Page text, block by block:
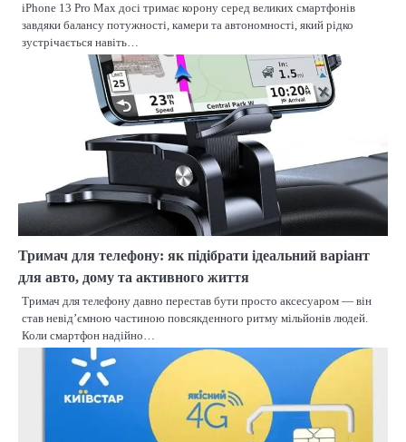
iPhone 13 Pro Max досі тримає корону серед великих смартфонів
завдяки балансу потужності, камери та автономності, який рідко
зустрічається навіть…
Тримач для телефону: як підібрати ідеальний варіант
для авто, дому та активного життя
Тримач для телефону давно перестав бути просто аксесуаром — він
став невід’ємною частиною повсякденного ритму мільйонів людей.
Коли смартфон надійно…